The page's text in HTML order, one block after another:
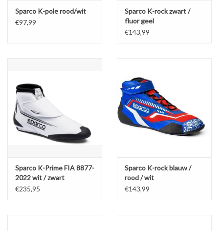
Sparco K-pole rood/wit
€97,99
Sparco K-rock zwart /
fluor geel
€143,99
Sparco K-Prime FIA 8877-
2022 wit / zwart
€235,95
Sparco K-rock blauw /
rood / wit
€143,99